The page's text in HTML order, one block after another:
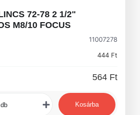
72-78 2 1/2"
M8/10 FOCUS
11007278
444 Ft
564 Ft
db Kosárba